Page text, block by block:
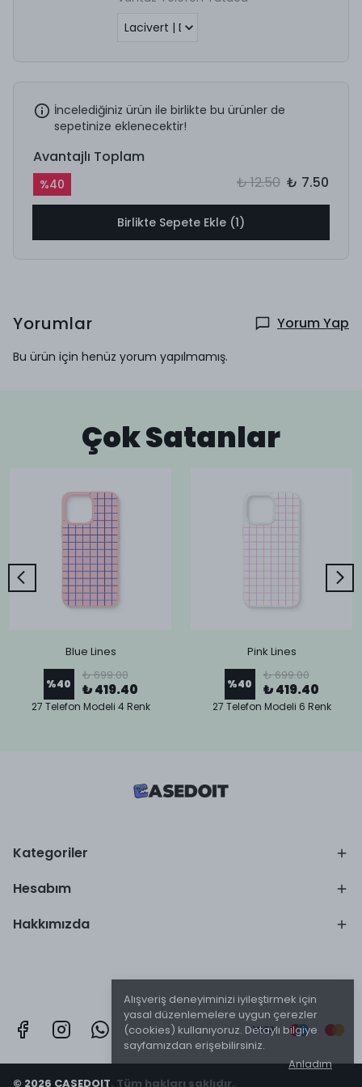
Alışveriş deneyiminizi iyileştirmek için
yasal düzenlemelere uygun çerezler
(cookies) kullanıyoruz. Detaylı bilgiye
sayfamızdan erişebilirsiniz.
Anladım
İncelediğiniz ürün ile birlikte bu ürünler de
sepetinize eklenecektir!
Avantajlı Toplam
%40 ₺ 12.50 ₺ 7.50
Birlikte Sepete Ekle (1)
Yorumlar Yorum Yap
Bu ürün için henüz yorum yapılmamış.
Çok Satanlar
Blue Lines
%40
₺ 699.00
₺ 419.40
27 Telefon Modeli 4 Renk
Pink Lines
%40
₺ 699.00
₺ 419.40
27 Telefon Modeli 6 Renk
Kategoriler
Hesabım
Hakkımızda
© 2026 CASEDOIT. Tüm hakları saklıdır.